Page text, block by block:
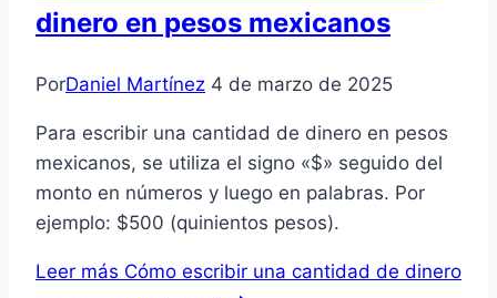
dinero en pesos mexicanos
PorDaniel Martínez 4 de marzo de 2025
Para escribir una cantidad de dinero en pesos
mexicanos, se utiliza el signo «$» seguido del
monto en números y luego en palabras. Por
ejemplo: $500 (quinientos pesos).
Leer más Cómo escribir una cantidad de dinero